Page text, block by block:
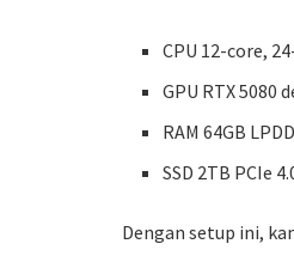
CPU 12-core,
GPU RTX 5080
RAM 64GB
SSD 2TB PCIe
Dengan setup ini,